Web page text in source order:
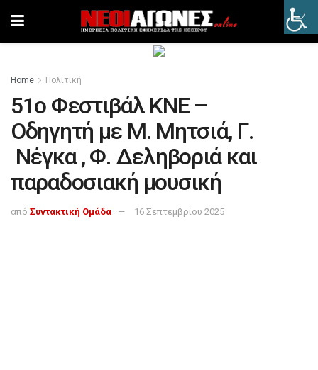
Home Πολιτική
51ο Φεστιβάλ ΚΝΕ –
Οδηγητή με Μ. Μητσιά, Γ.
Νέγκα , Φ. Δεληβοριά και
παραδοσιακή μουσική
από Συντακτική Ομάδα 16 Σεπτεμβρίου 2025